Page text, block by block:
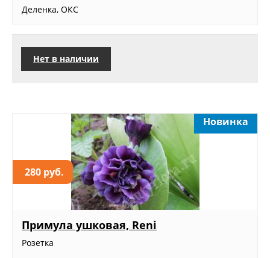
Деленка, ОКС
Нет в наличии
280 руб.
Новинка
Примула ушковая, Reni
Розетка